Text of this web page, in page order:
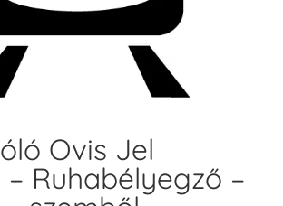
Ovis Jel
Ruhabélyegző –